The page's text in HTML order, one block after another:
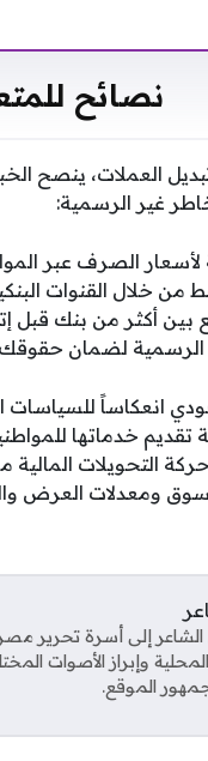
نصائح
تبديل العملات، ينصح
غير الرسمية:
لأسعار الصرف عبر
من خلال القنوات
بين أكثر من بنك قبل
الرسمية لضمان حقوقك
انعكاساً
خدماتها
التحويلات المالية
السوق ومعدلات العرض
إلى أسرة تحرير مصر
المحلية وإبراز الأصوات
الموقع.